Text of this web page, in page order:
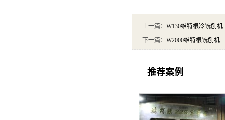
上一篇： W130维特根冷铣刨机
下一篇： W2000维特根铣刨机
推荐案例